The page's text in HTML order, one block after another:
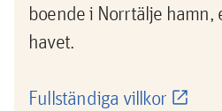
boende i Norrtälje hamn,
havet.
Fullständiga villkor